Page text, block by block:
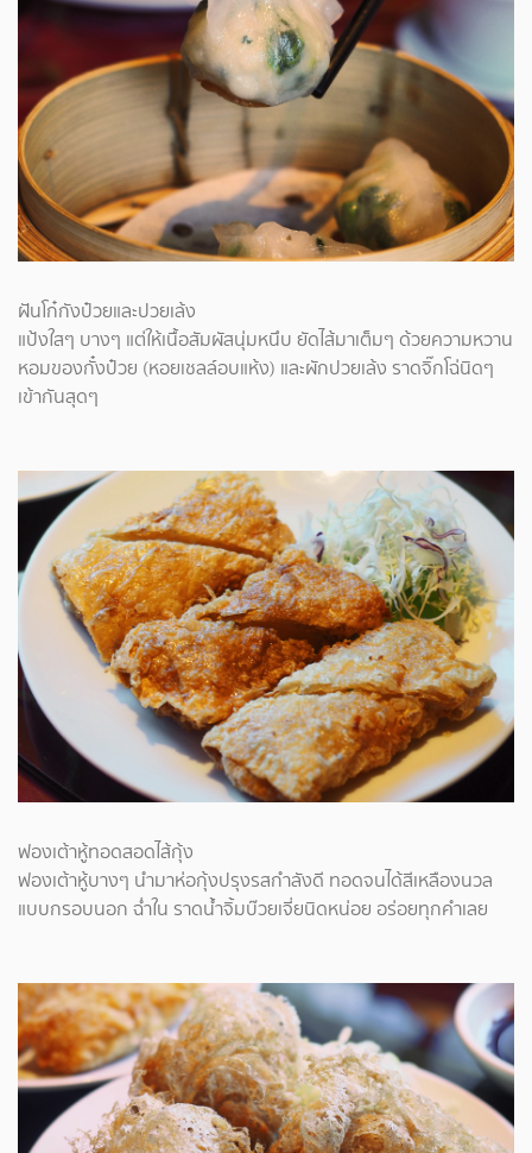
ฝันโก๋กังป๋วยและปวยเล้ง
แป้งใสๆ บางๆ แต่ให้เนื้อสัมผัสนุ่มหนึบ ยัดไส้มาเต็มๆ ด้วยความหวาน
หอมของกั๋งป๋วย (หอยเชลล์อบแห้ง) และผักปวยเล้ง ราดจิ๊กโฉ่นิดๆ
เข้ากันสุดๆ
ฟองเต้าหู้ทอดสอดไส้กุ้ง
ฟองเต้าหู้บางๆ นำมาห่อกุ้งปรุงรสกำลังดี ทอดจนได้สีเหลืองนวล
แบบกรอบนอก ฉ่ำใน ราดน้ำจิ้มบ๊วยเจี่ยนิดหน่อย อร่อยทุกคำเลย